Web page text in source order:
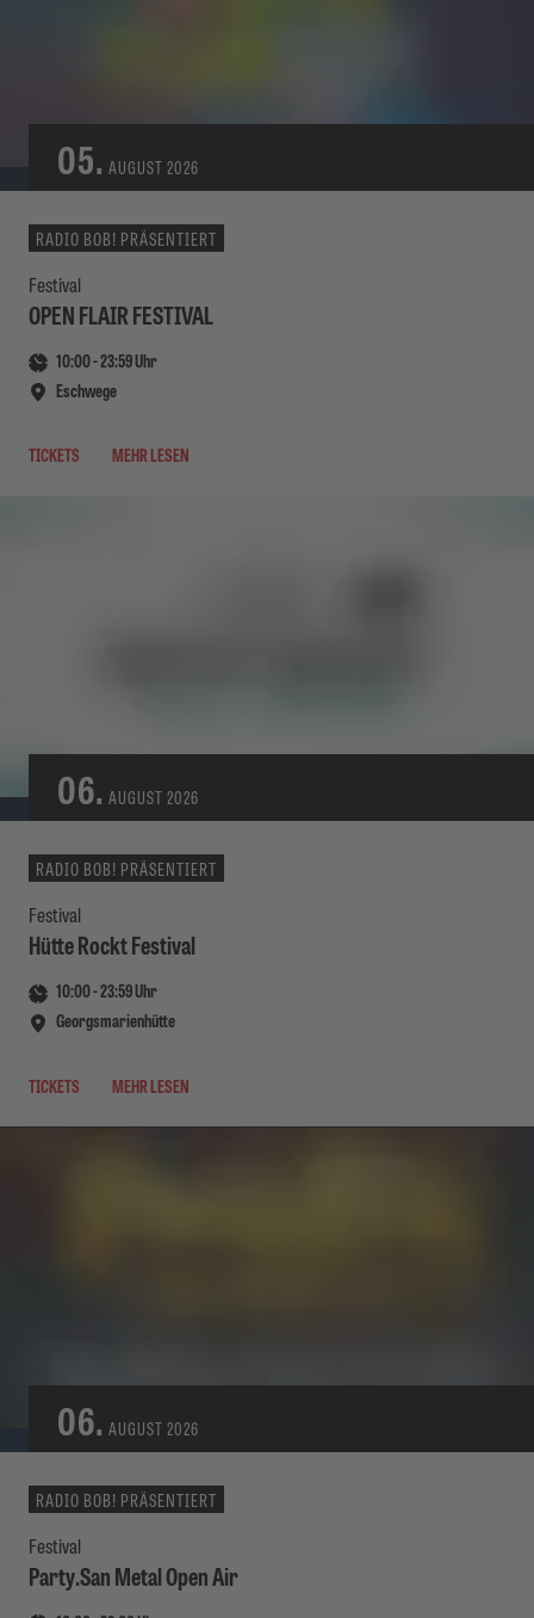
05. AUGUST 2026
RADIO BOB! PRÄSENTIERT
Festival
OPEN FLAIR FESTIVAL
10:00-23:59Uhr
Eschwege
TICKETS MEHR LESEN
06. AUGUST 2026
RADIO BOB! PRÄSENTIERT
Festival
Hütte Rockt Festival
10:00-23:59Uhr
Georgsmarienhütte
TICKETS MEHR LESEN
06. AUGUST 2026
RADIO BOB! PRÄSENTIERT
Festival
Party.San Metal Open Air